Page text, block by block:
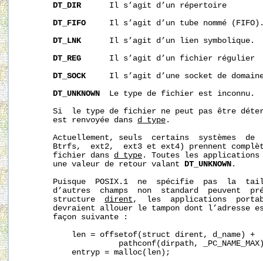
DT_DIR
      Il s’agit d’un répertoire
DT_FIFO
Il s’agit d’un tube nommé
DT_LNK
      Il s’agit d’un lien symbolique.
DT_REG
      Il s’agit d’un fichier régulier
DT_SOCK
Il s’agit d’une socket de
DT_UNKNOWN
  Le type de fichier est inconnu.
Si  le type de fichier ne peut pas être
       est renvoyée dans
d_type .
Actuellement, seuls  certains  systèmes  de
Btrfs,  ext2,  ext3 et ext4) prennent
       fichier dans
d_type . Toutes les applications
       une valeur de retour valant
DT_UNKNOWN .
Puisque  POSIX.1  ne  spécifie  pas  la
d’autres  champs  non  standard  peuvent
       structure
dirent ,  les  applications
devraient allouer le tampon dont l’adresse
       façon suivante :
           len = offsetof(struct dirent, d_name) +
pathconf(dirpath,
           entryp = malloc(len);